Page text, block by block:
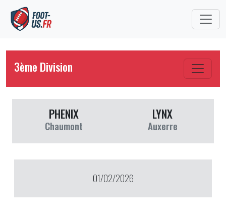
3ème Division
PHENIX
Chaumont
LYNX
Auxerre
01/02/2026